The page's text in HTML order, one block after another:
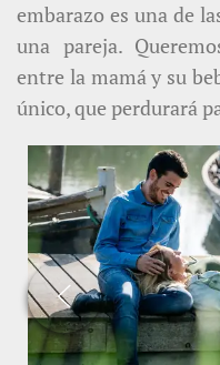
embarazo es una de
una pareja.
entre la mamá y su
único, que perdurará